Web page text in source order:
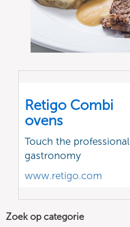
Retigo Combi
ovens
Touch the professional
gastronomy
www.retigo.com
Zoek op categorie